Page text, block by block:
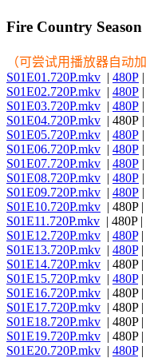
Fire Country
（可尝试用播放器自动
S01E01.720P.mkv | 480P |
S01E02.720P.mkv | 480P |
S01E03.720P.mkv | 480P |
S01E04.720P.mkv | 480P |
S01E05.720P.mkv | 480P |
S01E06.720P.mkv | 480P |
S01E07.720P.mkv | 480P |
S01E08.720P.mkv | 480P |
S01E09.720P.mkv | 480P |
S01E10.720P.mkv | 480P |
S01E11.720P.mkv | 480P |
S01E12.720P.mkv | 480P|
S01E13.720P.mkv | 480P|
S01E14.720P.mkv | 480P |
S01E15.720P.mkv | 480P|
S01E16.720P.mkv | 480P |
S01E17.720P.mkv | 480P |
S01E18.720P.mkv | 480P |
S01E19.720P.mkv | 480P |
S01E20.720P.mkv | 480P|